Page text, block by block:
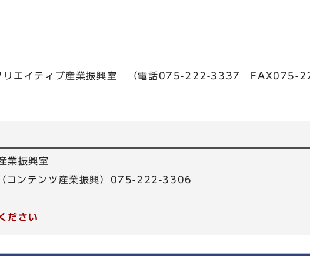
リエイティブ産業振興室 （電話075-222-3337 FAX075-
業振興室
コンテンツ産業振興）075-222-3306
ださい